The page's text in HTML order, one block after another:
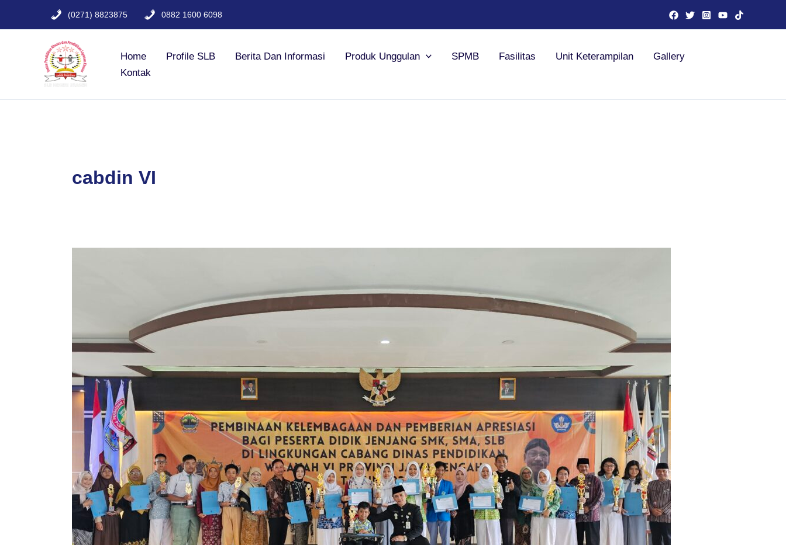
(0271) 8823875 0882 1600 6098
Home Profile SLB Berita Dan Informasi Produk Unggulan SPMB Fasilitas Unit Keterampilan
Gallery
Kontak
cabdin VI
Ketika
Keterbatasan
Melahirkan
Juara”